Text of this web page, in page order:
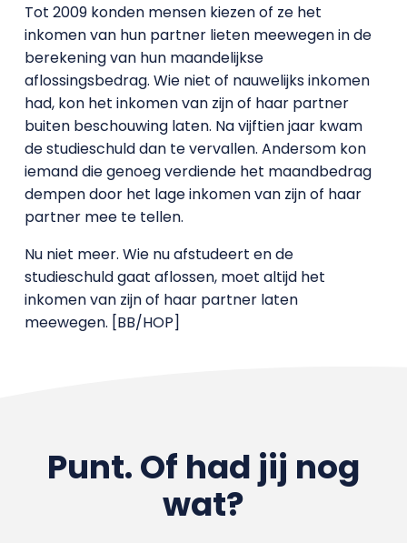
Tot 2009 konden mensen kiezen of ze het
inkomen van hun partner lieten meewegen in de
berekening van hun maandelijkse
aflossingsbedrag. Wie niet of nauwelijks inkomen
had, kon het inkomen van zijn of haar partner
buiten beschouwing laten. Na vijftien jaar kwam
de studieschuld dan te vervallen. Andersom kon
iemand die genoeg verdiende het maandbedrag
dempen door het lage inkomen van zijn of haar
partner mee te tellen.
Nu niet meer. Wie nu afstudeert en de
studieschuld gaat aflossen, moet altijd het
inkomen van zijn of haar partner laten
meewegen. [BB/HOP]
Punt. Of had jij nog
wat?